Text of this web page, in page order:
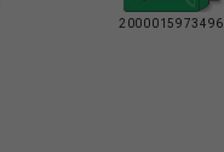
2000015973496